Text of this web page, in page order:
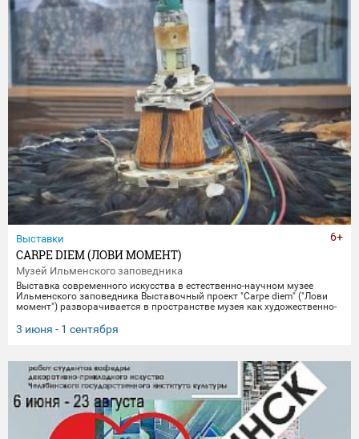
Выставки
CARPE DIEM (ЛОВИ МОМЕНТ)
Музей Ильменского заповедника
Выставка современного искусства в естественно-научном музее
Ильменского заповедника Выставочный проект "Carpe diem" ("Лови
момент") разворачивается в пространстве музея как художественно-
Включая в себя элементы био-арта, академической точности и
концептуального искусства, экспозиция предлагает зрителю
одновременно в далекое прошлое Земли и в её цифровое будущее.
Белое, изо
3 июня - 1 сентября
6+